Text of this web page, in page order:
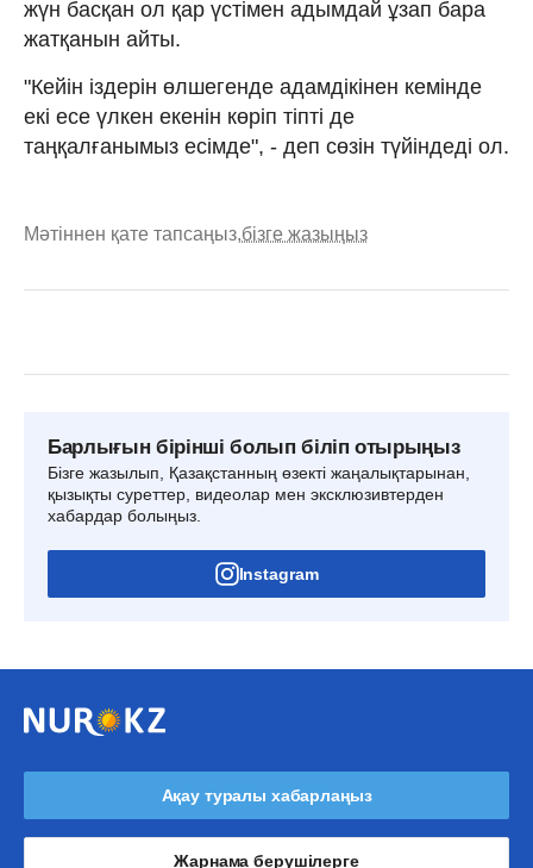
жүн басқан ол қар үстімен адымдай ұзап бара
жатқанын айты.
"Кейін іздерін өлшегенде адамдікінен кемінде
екі есе үлкен екенін көріп тіпті де
таңқалғанымыз есімде", - деп сөзін түйіндеді ол.
Мәтіннен қате тапсаңыз,бізге жазыңыз
Барлығын бірінші болып біліп отырыңыз
Бізге жазылып, Қазақстанның өзекті жаңалықтарынан,
қызықты суреттер, видеолар мен эксклюзивтерден
хабардар болыңыз.
Instagram
Ақау туралы хабарлаңыз
Жарнама берушілерге